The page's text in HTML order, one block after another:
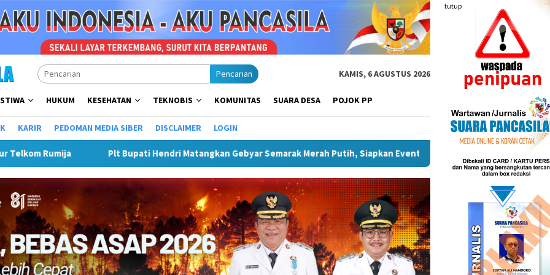
tutup
Pencarian KAMIS, 6 AGUSTUS 2026
HUKUM KESEHATAN TEKNOBIS KOMUNITAS SUARA DESA POJOK PP
KARIR PEDOMAN MEDIA SIBER DISCLAIMER LOGIN
Semarak Merah Putih, Siapkan Event Besar Dongkrak UMKM Dan Pariwisata Plt Bupati Hendri Dukung Percepatan